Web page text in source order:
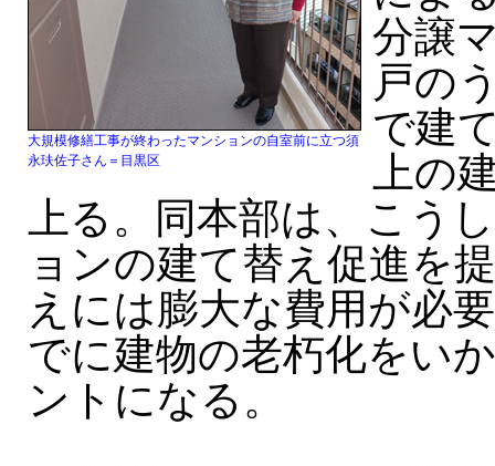
大規模修繕工事が終わったマンションの自室前に立つ須
永玞佐子さん＝目黒区
分譲
戸の
で建
上の
上る。同本部は、こう
ョンの建て替え促進を
えには膨大な費用が必
でに建物の老朽化をい
ントになる。